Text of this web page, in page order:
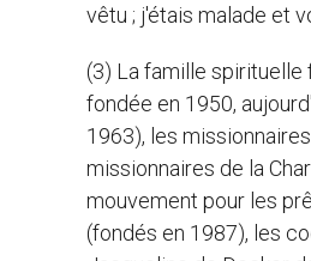
vêtu ; j'étais malade et
(3) La famille
fondée en 1950,
1963), les
missionnaires de la
mouvement pour les
(fondés en 1987), les